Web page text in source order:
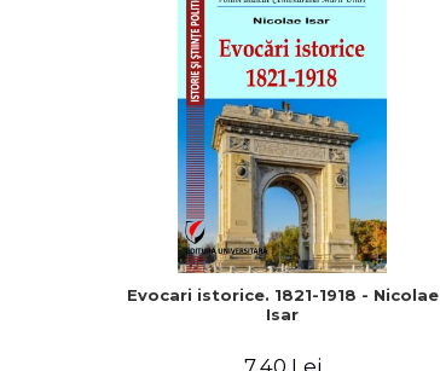
Evocari istorice. 1821-1918 - Nicolae
Isar
7,40 Lei